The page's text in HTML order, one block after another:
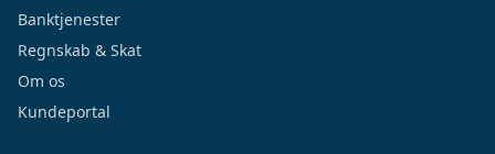
Banktjenester
Regnskab & Skat
Om os
Kundeportal